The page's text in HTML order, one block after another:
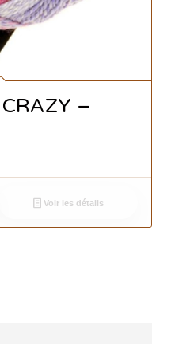
–
Voir les détails